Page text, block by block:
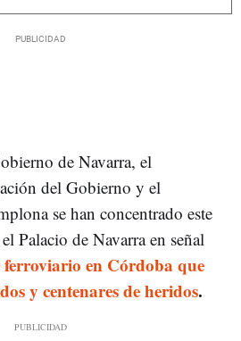
de Navarra, el
del Gobierno y el
se han concentrado este
Palacio de Navarra en señal
ferroviario en Córdoba que
y centenares de heridos.